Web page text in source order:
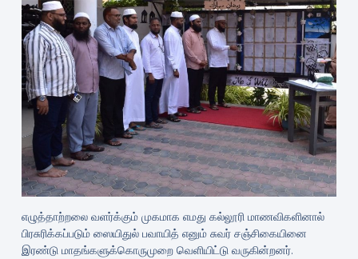
எழுத்தாற்றலை வளர்க்கும் முகமாக எமது கல்லூரி மாணவிகளினால்
பிரசுரிக்கப்படும் ஸையிதுல் பவாயித் எனும் சுவர் சஞ்சிகையினை
இரண்டு மாதங்களுக்கொருமுறை வெளியிட்டு வருகின்றனர்.